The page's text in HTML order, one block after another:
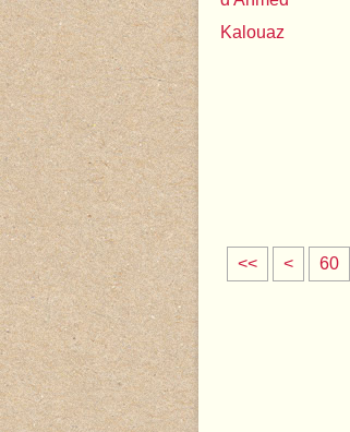
<< <
1
2
3
4
5
60